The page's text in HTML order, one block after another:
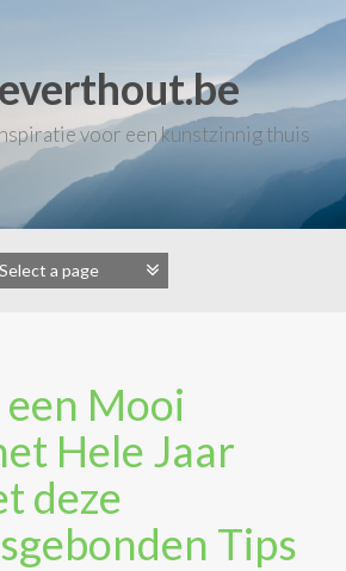
voor een kunstzinnig thuis
Mooi
Hele Jaar
deze
Tips